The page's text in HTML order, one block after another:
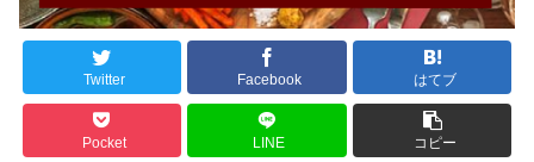
Twitter Facebook はてブ
Pocket LINE コピー